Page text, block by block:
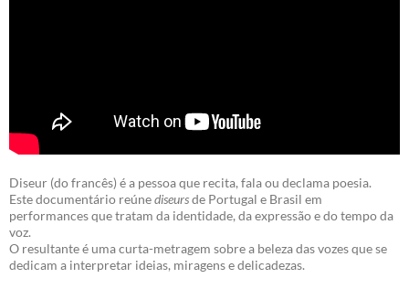
Diseur (do francês) é a pessoa que recita, fala ou declama poesia.
Este documentário reúnediseursde Portugal e Brasil em
performances que tratam da identidade, da expressão e do tempo da
voz.
O resultante é uma curta-metragem sobre a beleza das vozes que se
dedicam a interpretar ideias, miragens e delicadezas.